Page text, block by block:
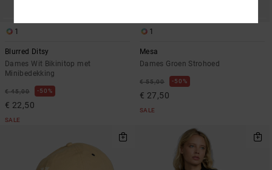
1
Blurred Ditsy
Dames Wit Bikinitop met
Minibedekking
€ 45,00 50%
€ 22,50
SALE
1
Mesa
Dames Groen Strohoed
€ 55,00 50%
€ 27,50
SALE